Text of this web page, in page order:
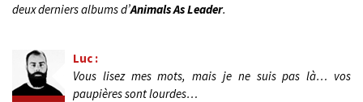
deux derniers albums d’Animals As Leader.
Luc :
Vous lisez mes mots, mais je ne suis pas là… vos
paupières sont lourdes…